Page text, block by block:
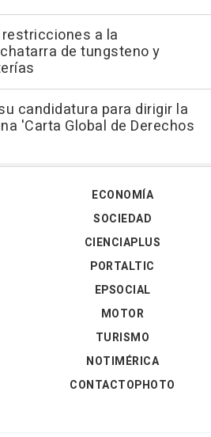
restricciones a la
de tungsteno y
candidatura para dirigir la
'Carta Global de Derechos
ECONOMÍA
SOCIEDAD
CIENCIAPLUS
PORTALTIC
EPSOCIAL
MOTOR
TURISMO
NOTIMÉRICA
CONTACTOPHOTO